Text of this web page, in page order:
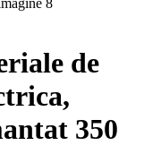
de
350